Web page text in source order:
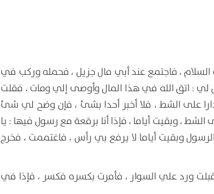
، فاجتمع عند أبي مال جزيل ، فحمله وركب في
: اتق الله في هذا المال وأوصى إلي ومات ، فقلت
على الشط ، فلا أخبر أحدا بشئ ، فإن وضح لي شئ
، وبقيت أياما ، فإذا أنا برقعة مع رسول فيها : يا
وبقيت أياما لا يرفع بي رأس ، فاغتممت ، فخرج
ورد علي السوار ، فأمرت بكسره فكسر ، فإذا في